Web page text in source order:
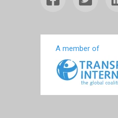
A member of